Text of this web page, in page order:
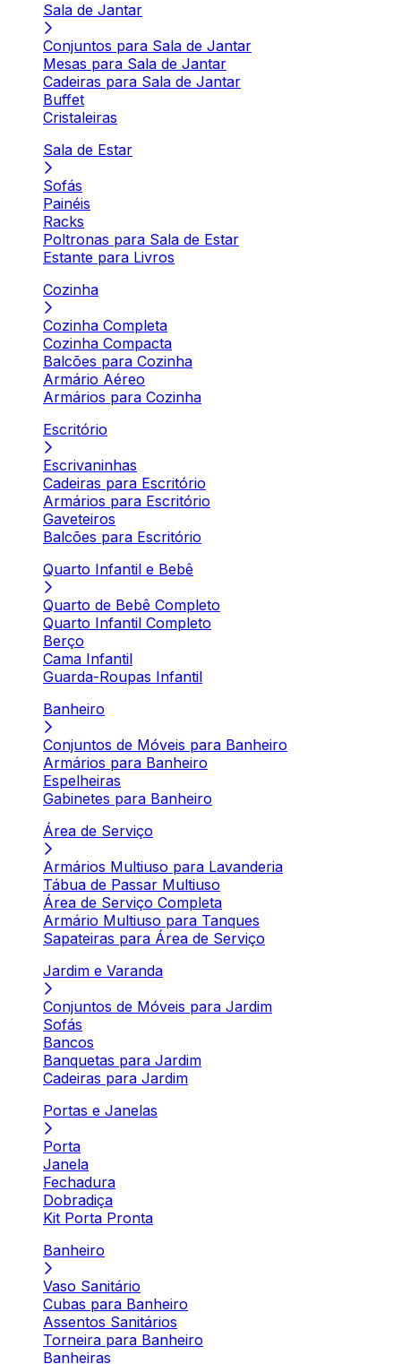
Sala de Jantar
Conjuntos para Sala de Jantar
Mesas para Sala de Jantar
Cadeiras para Sala de Jantar
Buffet
Cristaleiras
Sala de Estar
Sofás
Painéis
Racks
Poltronas para Sala de Estar
Estante para Livros
Cozinha
Cozinha Completa
Cozinha Compacta
Balcões para Cozinha
Armário Aéreo
Armários para Cozinha
Escritório
Escrivaninhas
Cadeiras para Escritório
Armários para Escritório
Gaveteiros
Balcões para Escritório
Quarto Infantil e Bebê
Quarto de Bebê Completo
Quarto Infantil Completo
Berço
Cama Infantil
Guarda-Roupas Infantil
Banheiro
Conjuntos de Móveis para Banheiro
Armários para Banheiro
Espelheiras
Gabinetes para Banheiro
Área de Serviço
Armários Multiuso para Lavanderia
Tábua de Passar Multiuso
Área de Serviço Completa
Armário Multiuso para Tanques
Sapateiras para Área de Serviço
Jardim e Varanda
Conjuntos de Móveis para Jardim
Sofás
Bancos
Banquetas para Jardim
Cadeiras para Jardim
Portas e Janelas
Porta
Janela
Fechadura
Dobradiça
Kit Porta Pronta
Banheiro
Vaso Sanitário
Cubas para Banheiro
Assentos Sanitários
Torneira para Banheiro
Banheiras